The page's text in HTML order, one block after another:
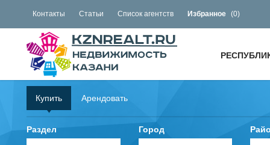
Контакты Статьи Список агентств Избранное (0)
Купить Арендовать
Раздел Город